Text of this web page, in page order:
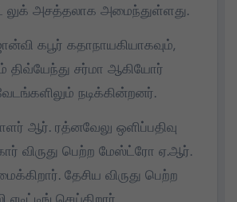
லுக் அசத்தலாக அமைந்துள்ளது.
கபூர் கதாநாயகியாகவும்,
திவ்யேந்து சர்மா ஆகியோர்
நடிக்கின்றனர்.
ஆர். ரத்னவேலு ஒளிப்பதிவு
விருது பெற்ற மேஸ்ட்ரோ ஏ.ஆர்.
தேசிய விருது பெற்ற